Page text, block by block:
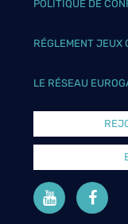
POLITIQUE DE
RÉGLEMENT JEUX
LE RÉSEAU